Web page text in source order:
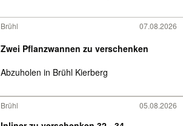
Brühl 07.08.2026
Zwei Pflanzwannen zu verschenken
Abzuholen in Brühl Kierberg
Brühl 05.08.2026